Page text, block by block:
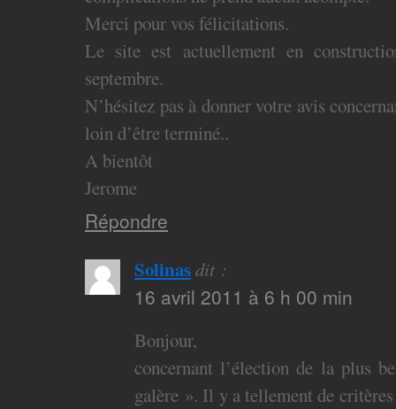
Merci pour vos félicitations.
Le site est actuellement en
septembre.
N’hésitez pas à donner votre avis
loin d’être terminé..
A bientôt
Jerome
Répondre
Solinasdit :
16 avril 2011 à 6 h 00 min
Bonjour,
concernant l’élection de la plus
galère ». Il y a tellement de